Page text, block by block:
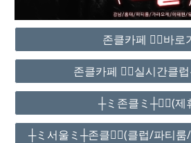
존클카페 ❤️‍🔥바로
존클카페 ❤️‍🔥실시간클
┼ミ존클ミ┼❤️‍🔥(제
┼ミ서울ミ┼존클❤️‍🔥(클럽/파티